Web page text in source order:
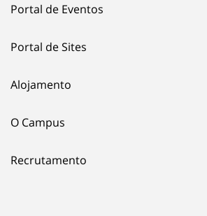
Portal de Eventos
Portal de Sites
Alojamento
O Campus
Recrutamento